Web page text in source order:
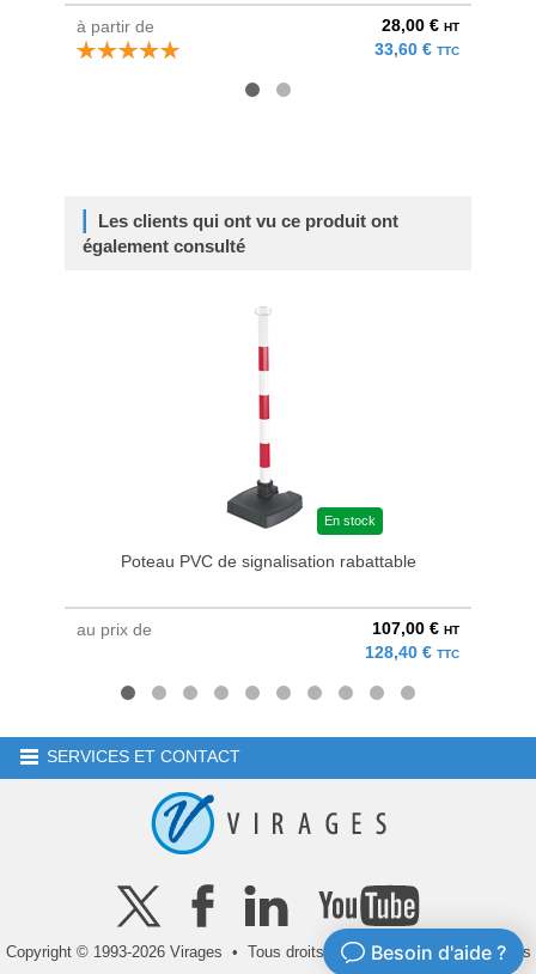
à partir de 28,00 € HT
33,60 € TTC
Les clients qui ont vu ce produit ont
également consulté
En stock
Poteau PVC de signalisation rabattable
au prix de 107,00 € HT
128,40 € TTC
SERVICES ET CONTACT
Copyright © 1993-2026 Virages • Tous droits réservés •Mentions légales